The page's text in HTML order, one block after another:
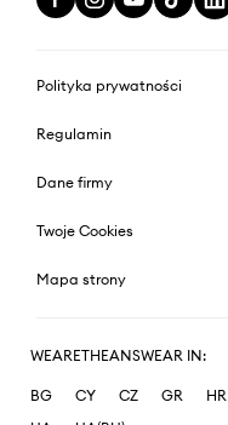
Polityka prywatności
Regulamin
Dane firmy
Twoje Cookies
Mapa strony
WEARETHEANSWEAR IN:
BG CY CZ GR HR